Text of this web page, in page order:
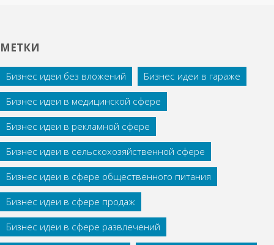
МЕТКИ
Бизнес идеи без вложений
Бизнес идеи в гараже
Бизнес идеи в медицинской сфере
Бизнес идеи в рекламной сфере
Бизнес идеи в сельскохозяйственной сфере
Бизнес идеи в сфере общественного питания
Бизнес идеи в сфере продаж
Бизнес идеи в сфере развлечений